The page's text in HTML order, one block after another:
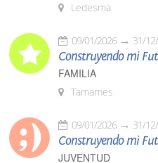
Ledesma
09/01/2026 31/
Construyendo mi
FAMILIA
Tamames
09/01/2026 31/
Construyendo mi
JUVENTUD